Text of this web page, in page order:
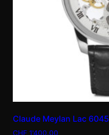
Claude Meylan Lac 6045
CHF 1'400.00